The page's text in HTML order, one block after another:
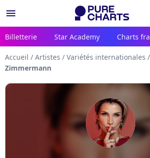
menu
Billetterie Star Academy Charts
Accueil / Artistes / Variétés internationales /
Zimmermann